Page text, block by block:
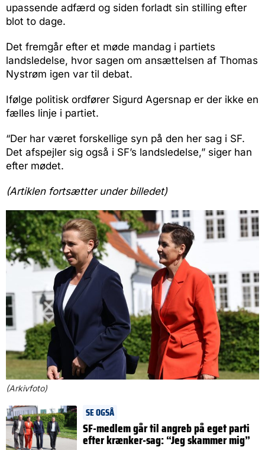
upassende adfærd og siden forladt sin stilling efter
blot to dage.
Det fremgår efter et møde mandag i partiets
landsledelse, hvor sagen om ansættelsen af Thomas
Nystrøm igen var til debat.
Ifølge politisk ordfører Sigurd Agersnap er der ikke en
fælles linje i partiet.
“Der har været forskellige syn på den her sag i SF.
Det afspejler sig også i SF’s landsledelse,” siger han
efter mødet.
(Artiklen fortsætter under billedet)
(Arkivfoto)
SE OGSÅ
SF-medlem går til angreb på eget parti
efter krænker-sag: “Jeg skammer mig”